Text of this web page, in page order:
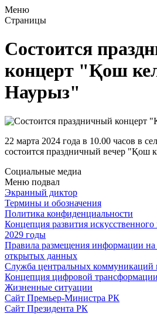
Меню
Страницы
Состоится
концерт "Қош
Наурыз"
22 марта 2024 года в 10.00 часов в
состоится праздничный вечер "Қош
Социальные медиа
Меню подвал
Экранный диктор
Термины и обозначения
Политика конфиденциальности
Концепция развития искусственного
2029 годы
Правила размещения информации на
открытых данных
Служба центральных коммуникаций
Концепция цифровой трансформации
Жизненные ситуации
Сайт Премьер-Министра РК
Сайт Президента РК